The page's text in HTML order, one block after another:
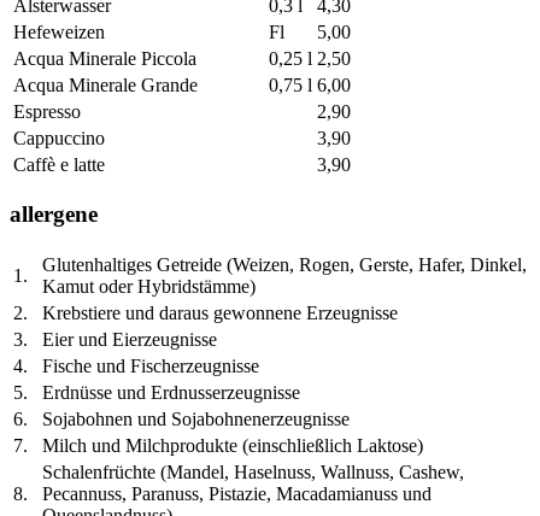
Alsterwasser
0,3 l
4,30
Hefeweizen
Fl
5,00
Acqua Minerale Piccola
0,25 l 2,50
Acqua Minerale Grande
0,75 l 6,00
Espresso
2,90
Cappuccino
3,90
Caffè e latte
3,90
allergene
1.
Glutenhaltiges Getreide (Weizen, Rogen, Gerste, Hafer, Dinkel,
Kamut oder Hybridstämme)
2.
Krebstiere und daraus gewonnene Erzeugnisse
3.
Eier und Eierzeugnisse
4.
Fische und Fischerzeugnisse
5.
Erdnüsse und Erdnusserzeugnisse
6.
Sojabohnen und Sojabohnenerzeugnisse
7.
Milch und Milchprodukte (einschließlich Laktose)
8.
Schalenfrüchte (Mandel, Haselnuss, Wallnuss, Cashew,
Pecannuss, Paranuss, Pistazie, Macadamianuss und